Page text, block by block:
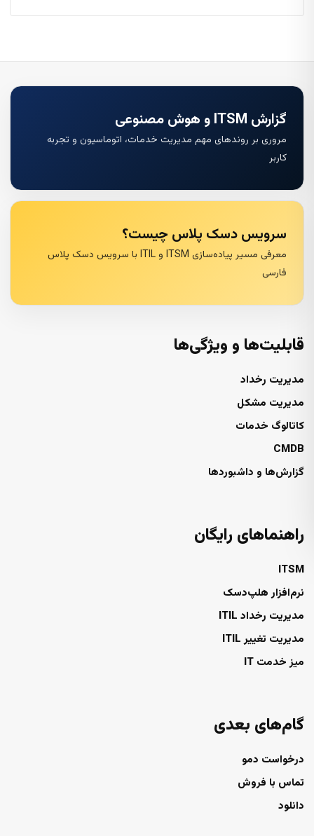
گزارش ITSM و هوش مصنوعی
مروری بر روندهای مهم مدیریت خدمات، اتوماسیون و تجربه
کاربر
سرویس دسک پلاس چیست؟
معرفی مسیر پیاده‌سازی ITSM و ITIL با سرویس دسک پلاس
فارسی
قابلیت‌ها و ویژگی‌ها
مدیریت رخداد
مدیریت مشکل
کاتالوگ خدمات
CMDB
گزارش‌ها و داشبوردها
راهنماهای رایگان
ITSM
نرم‌افزار هلپ‌دسک
مدیریت رخداد ITIL
مدیریت تغییر ITIL
میز خدمت IT
گام‌های بعدی
درخواست دمو
تماس با فروش
دانلود